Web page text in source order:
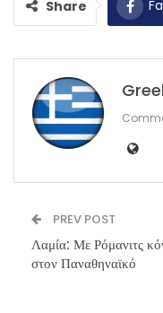
Share
PREV POST
Λαμία: Με Ρόμανιτς
στον Παναθηναϊκό